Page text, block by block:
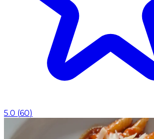
5.0 (60)